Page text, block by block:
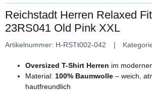
Reichstadt Herren Relaxed
23RS041 Old Pink XXL
Artikelnummer: H-RSTt002-042
Oversized T-Shirt Herren im
Material: 100% Baumwolle – weich,
hautfreundlich